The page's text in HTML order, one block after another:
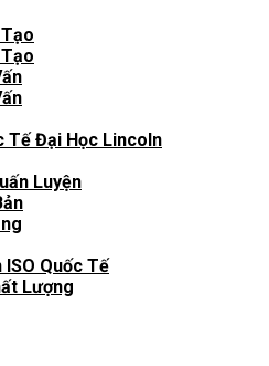
Tế Đại Học Lincoln
Luyện
ISO Quốc Tế
Lượng